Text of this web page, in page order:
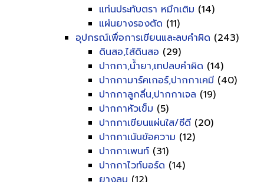
แท่นประทับตรา หมึกเติม (14)
แผ่นยางรองตัด (11)
อุปกรณ์เพื่อการเขียนและลบคำผิด (243)
ดินสอ,ไส้ดินสอ (29)
ปากกา,น้ำยา,เทปลบคำผิด (14)
ปากกามาร์คเกอร์,ปากกาเคมี (40)
ปากกาลูกลื่น,ปากกาเจล (19)
ปากกาหัวเข็ม (5)
ปากกาเขียนแผ่นใส/ซีดี (20)
ปากกาเน้นข้อความ (12)
ปากกาเพนท์ (31)
ปากกาไวท์บอร์ด (14)